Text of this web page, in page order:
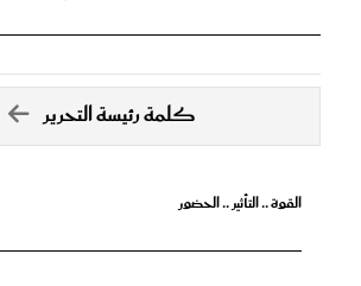
كلمة رئيسة التحرير
القوة .. التأثير .. الحضور